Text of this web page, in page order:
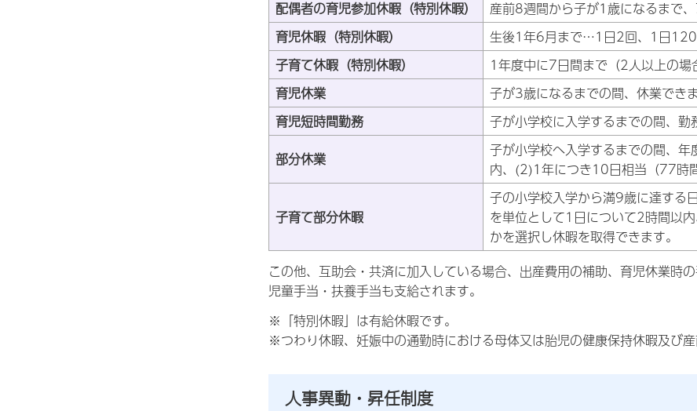
配偶者の育児参加休暇（特別休暇）
産前8週間から子が1歳になるまで
育児休暇（特別休暇）
生後1年6月まで…1日2回、1日120
子育て休暇（特別休暇）
1年度中に7日間まで（2人以上の場
育児休業
子が3歳になるまでの間、休業できま
育児短時間勤務
子が小学校に入学するまでの間、勤
部分休業
子が小学校へ入学するまでの間、
内、(2)1年につき10日相当（77時
子育て部分休暇
子の小学校入学から満9歳に達す
を単位として1日について2時間以
かを選択し休暇を取得できます。
この他、 互助会・共済に加入している場合、出産費用の補助、育児休業時
児童手当・扶養手当も支給されます。
※「特別休暇」は有給休暇です。
※つわり休暇、妊娠中の通勤時における母体又は胎児の健康保持休暇及び
人事異動・昇任制度